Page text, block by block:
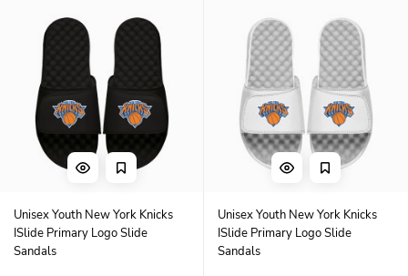
Unisex Youth New York Knicks
ISlide Primary Logo Slide
Sandals
Unisex Youth New York Knicks
ISlide Primary Logo Slide
Sandals